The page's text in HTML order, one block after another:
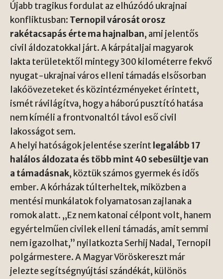
Újabb tragikus fordulat az elhúzódó ukrajnai
konfliktusban: Ternopil városát orosz
rakétacsapás érte ma hajnalban, ami jelentős
civil áldozatokkal járt. A kárpátaljai magyarok
lakta területektől mintegy 300 kilométerre fekvő
nyugat-ukrajnai város elleni támadás elsősorban
lakóövezeteket és közintézményeket érintett,
ismét rávilágítva, hogy a háború pusztító hatása
nem kíméli a frontvonaltól távol eső civil
lakosságot sem.
A helyi hatóságok jelentése szerint legalább 17
halálos áldozata és több mint 40 sebesültje van
a támadásnak, köztük számos gyermek és idős
ember. A kórházak túlterheltek, miközben a
mentési munkálatok folyamatosan zajlanak a
romok alatt. „Ez nem katonai célpont volt, hanem
egyértelműen civilek elleni támadás, amit semmi
nem igazolhat,” nyilatkozta Serhij Nadal, Ternopil
polgármestere. A Magyar Vöröskereszt már
jelezte segítségnyújtási szándékát, különös